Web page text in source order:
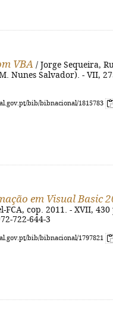
VBA / Jorge Sequeira,
Nunes Salvador). - VII,
bib/bibnacional/1815783
em Visual Basic
FCA, cop. 2011. - XVII,
722-644-3
bib/bibnacional/1797821